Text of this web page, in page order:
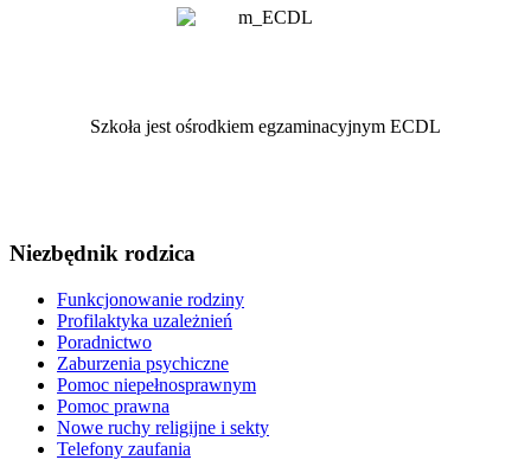
Szkoła jest ośrodkiem egzaminacyjnym ECDL
Niezbędnik rodzica
Funkcjonowanie rodziny
Profilaktyka uzależnień
Poradnictwo
Zaburzenia psychiczne
Pomoc niepełnosprawnym
Pomoc prawna
Nowe ruchy religijne i sekty
Telefony zaufania